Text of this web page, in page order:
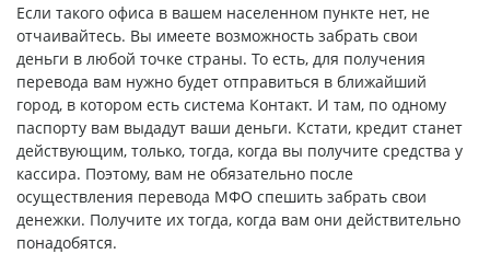
Если такого офиса в вашем населенном пункте нет, не
отчаивайтесь. Вы имеете возможность забрать свои
деньги в любой точке страны. То есть, для получения
перевода вам нужно будет отправиться в ближайший
город, в котором есть система Контакт. И там, по одному
паспорту вам выдадут ваши деньги. Кстати, кредит станет
действующим, только, тогда, когда вы получите средства у
кассира. Поэтому, вам не обязательно после
осуществления перевода МФО спешить забрать свои
денежки. Получите их тогда, когда вам они действительно
понадобятся.